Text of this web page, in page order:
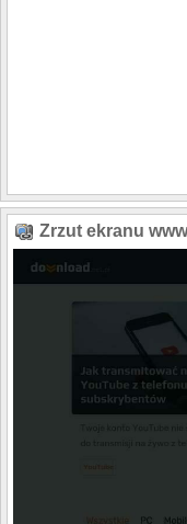
Zrzut ekranu